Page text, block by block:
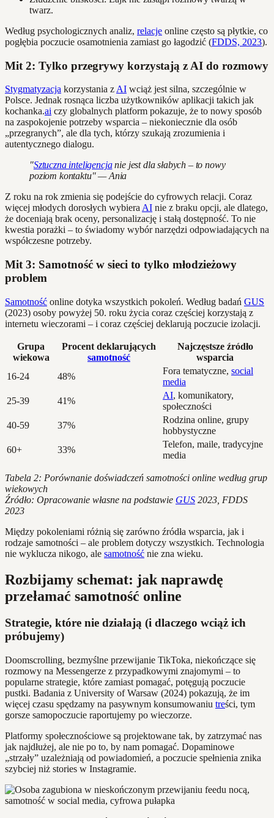
twarz.
Według psychologicznych analiz, relacje online często są płytkie, co
pogłębia poczucie osamotnienia zamiast go łagodzić (FDDS, 2023).
Mit 2: Tylko przegrywy korzystają z AI do rozmowy
Stygmatyzacja korzystania z AI wciąż jest silna, szczególnie w
Polsce. Jednak rosnąca liczba użytkowników aplikacji takich jak
kochanka.ai czy globalnych platform pokazuje, że to nowy sposób
na zaspokojenie potrzeby wsparcia – niekoniecznie dla osób
„przegranych”, ale dla tych, którzy szukają zrozumienia i
autentycznego dialogu.
"Sztuczna inteligencjanie jest dla słabych – to nowy
poziom kontaktu" — Ania
Z roku na rok zmienia się podejście do cyfrowych relacji. Coraz
więcej młodych dorosłych wybiera AI nie z braku opcji, ale dlatego,
że doceniają brak oceny, personalizację i stałą dostępność. To nie
kwestia porażki – to świadomy wybór narzędzi odpowiadających na
współczesne potrzeby.
Mit 3: Samotność w sieci to tylko młodzieżowy
problem
Samotność online dotyka wszystkich pokoleń. Według badań GUS
(2023) osoby powyżej 50. roku życia coraz częściej korzystają z
internetu wieczorami – i coraz częściej deklarują poczucie izolacji.
Grupa
wiekowa
Procent deklarujących
samotność
Najczęstsze źródło
wsparcia
16-24
48%
Fora tematyczne, social
media
25-39
41%
AI, komunikatory,
społeczności
40-59
37%
Rodzina online, grupy
hobbystyczne
60+
33%
Telefon, maile, tradycyjne
media
Tabela 2: Porównanie doświadczeń samotności online według grup
wiekowych
Źródło: Opracowanie własne na podstawie GUS 2023, FDDS
2023
Między pokoleniami różnią się zarówno źródła wsparcia, jak i
rodzaje samotności – ale problem dotyczy wszystkich. Technologia
nie wyklucza nikogo, ale samotność nie zna wieku.
Rozbijamy schemat: jak naprawdę
przełamać samotność online
Strategie, które nie działają (i dlaczego wciąż ich
próbujemy)
Doomscrolling, bezmyślne przewijanie TikToka, niekończące się
rozmowy na Messengerze z przypadkowymi znajomymi – to
popularne strategie, które zamiast pomagać, potęgują poczucie
pustki. Badania z University of Warsaw (2024) pokazują, że im
więcej czasu spędzamy na pasywnym konsumowaniu treści, tym
gorsze samopoczucie raportujemy po wieczorze.
Platformy społecznościowe są projektowane tak, by zatrzymać nas
jak najdłużej, ale nie po to, by nam pomagać. Dopaminowe
„strzały” uzależniają od powiadomień, a poczucie spełnienia znika
szybciej niż stories w Instagramie.